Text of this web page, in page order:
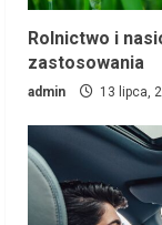
Rolnictwo i
zastosowania
admin 13 lipca,